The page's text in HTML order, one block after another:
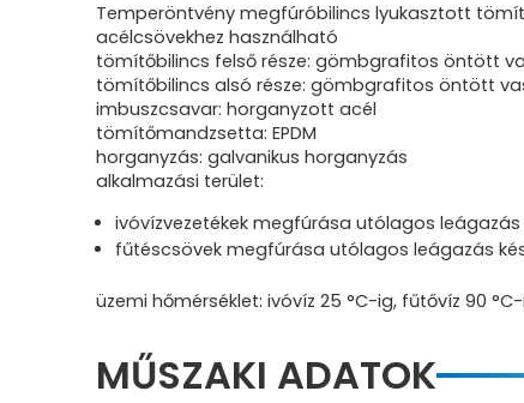
Temperöntvény megfúróbilincs lyukasztott
acélcsövekhez használható
tömítőbilincs felső része: gömbgrafitos öntött
tömítőbilincs alsó része: gömbgrafitos öntött
imbuszcsavar: horganyzott acél
tömítőmandzsetta: EPDM
horganyzás: galvanikus horganyzás
alkalmazási terület:
ivóvízvezetékek megfúrása utólagos leágazás
fűtéscsövek megfúrása utólagos leágazás
üzemi hőmérséklet: ivóvíz 25 °C-ig, fűtővíz 90
MŰSZAKI ADATOK